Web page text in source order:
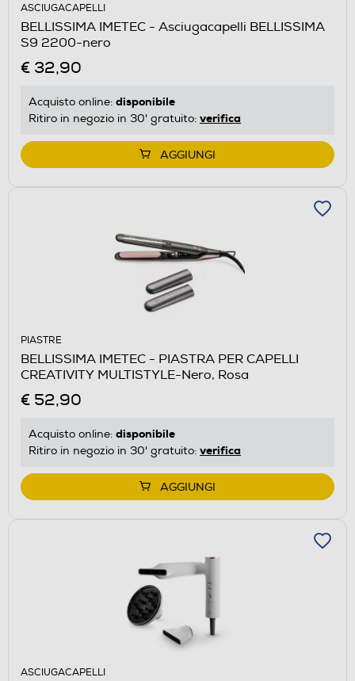
ASCIUGACAPELLI
BELLISSIMA IMETEC - Asciugacapelli BELLISSIMA
S9 2200-nero
€ 32,90
Acquisto online: disponibile
Ritiro in negozio in 30' gratuito: verifica
AGGIUNGI
PIASTRE
BELLISSIMA IMETEC - PIASTRA PER CAPELLI
CREATIVITY MULTISTYLE-Nero, Rosa
€ 52,90
Acquisto online: disponibile
Ritiro in negozio in 30' gratuito: verifica
AGGIUNGI
ASCIUGACAPELLI